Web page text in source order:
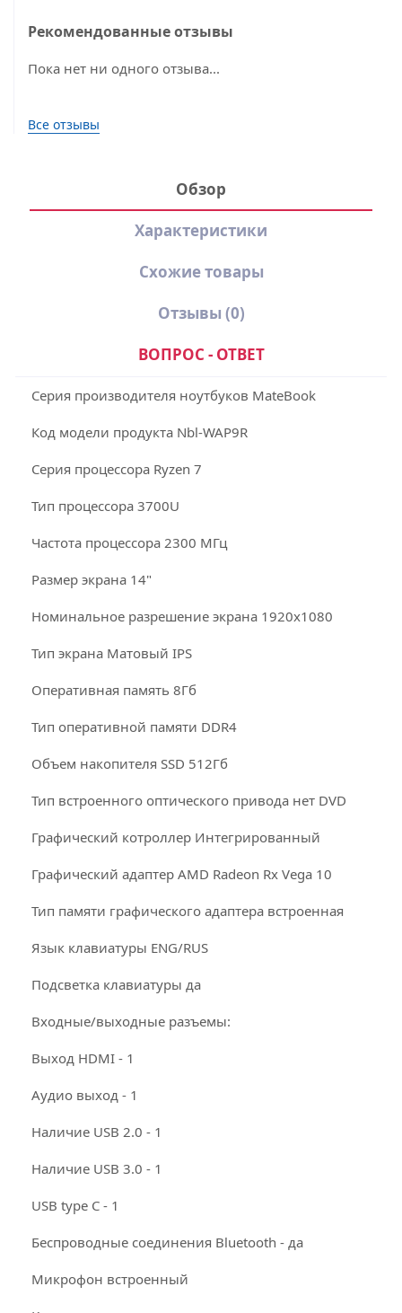
Рекомендованные отзывы
Пока нет ни одного отзыва...
Все отзывы
Обзор
Характеристики
Схожие товары
Отзывы (0)
ВОПРОС - ОТВЕТ
Серия производителя ноутбуков MateBook
Код модели продукта Nbl-WAP9R
Серия процессора Ryzen 7
Тип процессора 3700U
Частота процессора 2300 МГц
Размер экрана 14"
Номинальное разрешение экрана 1920x1080
Тип экрана Матовый IPS
Оперативная память 8Гб
Тип оперативной памяти DDR4
Объем накопителя SSD 512Гб
Тип встроенного оптического привода нет DVD
Графический котроллер Интегрированный
Графический адаптер AMD Radeon Rx Vega 10
Тип памяти графического адаптера встроенная
Язык клавиатуры ENG/RUS
Подсветка клавиатуры да
Входные/выходные разъемы:
Выход HDMI - 1
Аудио выход - 1
Наличие USB 2.0 - 1
Наличие USB 3.0 - 1
USB type C - 1
Беспроводные соединения Bluetooth - да
Микрофон встроенный